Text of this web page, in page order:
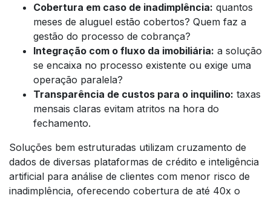
Cobertura em caso de inadimplência: quantos
meses de aluguel estão cobertos? Quem faz a
gestão do processo de cobrança?
Integração com o fluxo da imobiliária: a solução
se encaixa no processo existente ou exige uma
operação paralela?
Transparência de custos para o inquilino: taxas
mensais claras evitam atritos na hora do
fechamento.
Soluções bem estruturadas utilizam cruzamento de
dados de diversas plataformas de crédito e inteligência
artificial para análise de clientes com menor risco de
inadimplência, oferecendo cobertura de até 40x o